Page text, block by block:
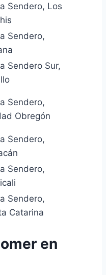
Sendero, Los
Sendero,
Sendero Sur,
Sendero,
Obregón
Sendero,
Sendero,
Sendero,
Catarina
en